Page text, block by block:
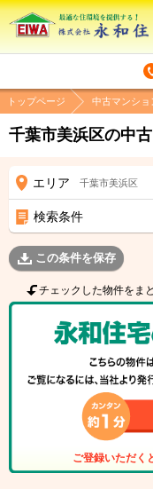
トップページ 中古マンショ
千葉市美浜区の中
エリア 千葉市美浜区
検索条件
この条件を保存
チェックした物件をま
ご登録いただく